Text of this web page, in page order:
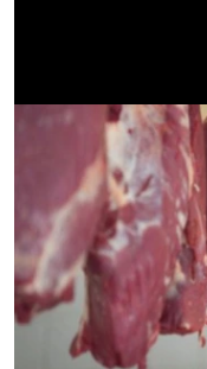
No media